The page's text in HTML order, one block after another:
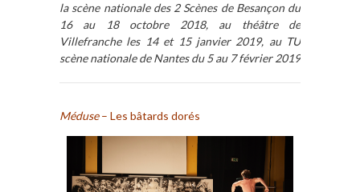
la scène nationale des 2 Scènes de Besançon du
16 au 18 octobre 2018, au théâtre de
Villefranche les 14 et 15 janvier 2019, au TU
scène nationale de Nantes du 5 au 7 février 2019
Méduse– Les bâtards dorés